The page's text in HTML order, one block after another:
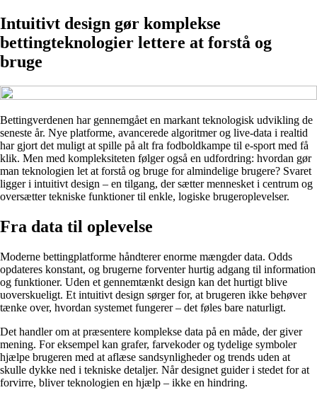
Intuitivt design gør komplekse
bettingteknologier lettere at forstå og
bruge
Bettingverdenen har gennemgået en markant teknologisk udvikling de
seneste år. Nye platforme, avancerede algoritmer og live-data i realtid
har gjort det muligt at spille på alt fra fodboldkampe til e-sport med få
klik. Men med kompleksiteten følger også en udfordring: hvordan gør
man teknologien let at forstå og bruge for almindelige brugere? Svaret
ligger i intuitivt design – en tilgang, der sætter mennesket i centrum og
oversætter tekniske funktioner til enkle, logiske brugeroplevelser.
Fra data til oplevelse
Moderne bettingplatforme håndterer enorme mængder data. Odds
opdateres konstant, og brugerne forventer hurtig adgang til information
og funktioner. Uden et gennemtænkt design kan det hurtigt blive
uoverskueligt. Et intuitivt design sørger for, at brugeren ikke behøver
tænke over, hvordan systemet fungerer – det føles bare naturligt.
Det handler om at præsentere komplekse data på en måde, der giver
mening. For eksempel kan grafer, farvekoder og tydelige symboler
hjælpe brugeren med at aflæse sandsynligheder og trends uden at
skulle dykke ned i tekniske detaljer. Når designet guider i stedet for at
forvirre, bliver teknologien en hjælp – ikke en hindring.